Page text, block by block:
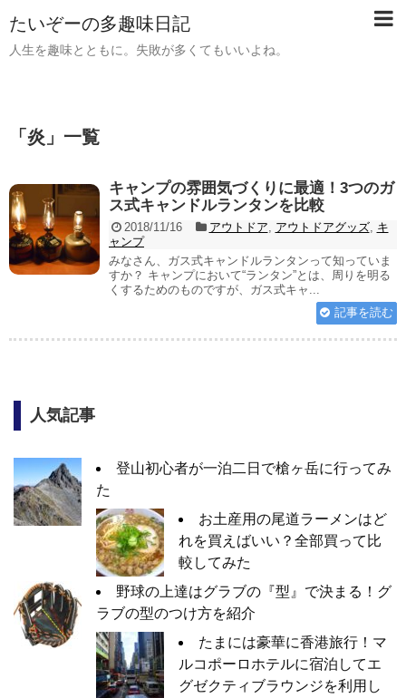
たいぞーの多趣味日記
人生を趣味とともに。失敗が多くてもいいよね。
「 炎 」 一覧
キャンプの雰囲気づくりに最適！3つのガ
ス式キャンドルランタンを比較
2018/11/16 アウトドア アウトドアグッズ, キ
ャンプ
みなさん、ガス式キャンドルランタンって知っていま
すか？ キャンプにおいて“ランタン”とは、周りを明る
くするためのものですが、ガス式キャ...
記事を読む
人気記事
登山初心者が一泊二日で槍ヶ岳に行ってみ
た
お土産用の尾道ラーメンはど
れを買えばいい？全部買って比
較してみた
野球の上達はグラブの『型』で決まる！グ
ラブの型のつけ方を紹介
たまには豪華に香港旅行！マ
ルコポーロホテルに宿泊してエ
グゼクティブラウンジを利用し